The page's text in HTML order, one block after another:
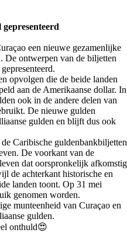
een nieuwe gezamenlijke
De ontwerpen van de biljetten
opvolgen die de beide landen
aan de Amerikaanse dollar. In
ook in de andere delen van
De nieuwe gulden
gulden en blijft dus ook
Caribische guldenbankbiljetten
De voorkant van de
dat oorspronkelijk afkomstig
de achterkant historische en
landen toont. Op 31 mei
genomen worden.
munteenheid van Curaçao en
gulden.
onthuld😍